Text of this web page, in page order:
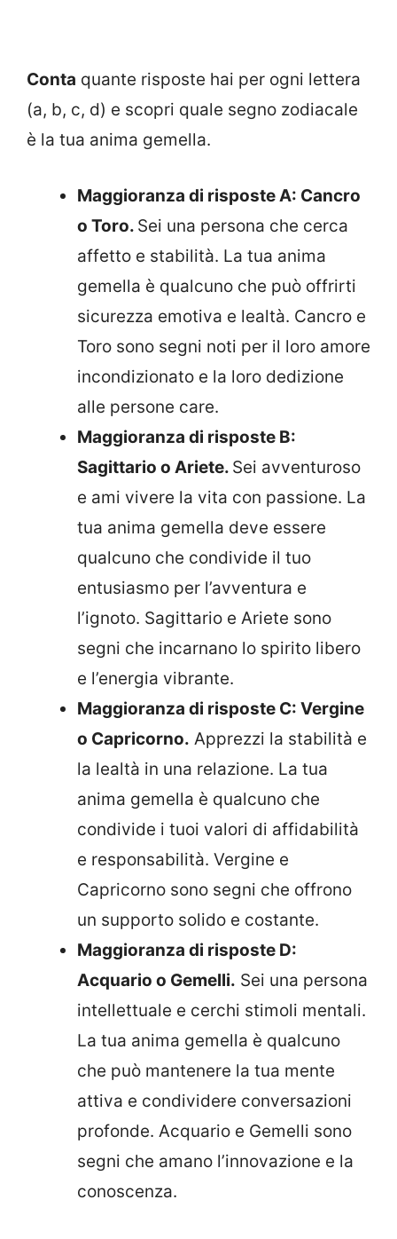
Conta quante risposte hai per ogni lettera
(a, b, c, d) e scopri quale segno zodiacale
è la tua anima gemella.
Maggioranza di risposte A: Cancro
o Toro. Sei una persona che cerca
affetto e stabilità. La tua anima
gemella è qualcuno che può offrirti
sicurezza emotiva e lealtà. Cancro e
Toro sono segni noti per il loro amore
incondizionato e la loro dedizione
alle persone care.
Maggioranza di risposte B:
Sagittario o Ariete. Sei avventuroso
e ami vivere la vita con passione. La
tua anima gemella deve essere
qualcuno che condivide il tuo
entusiasmo per l’avventura e
l’ignoto. Sagittario e Ariete sono
segni che incarnano lo spirito libero
e l’energia vibrante.
Maggioranza di risposte C: Vergine
o Capricorno. Apprezzi la stabilità e
la lealtà in una relazione. La tua
anima gemella è qualcuno che
condivide i tuoi valori di affidabilità
e responsabilità. Vergine e
Capricorno sono segni che offrono
un supporto solido e costante.
Maggioranza di risposte D:
Acquario o Gemelli. Sei una persona
intellettuale e cerchi stimoli mentali.
La tua anima gemella è qualcuno
che può mantenere la tua mente
attiva e condividere conversazioni
profonde. Acquario e Gemelli sono
segni che amano l’innovazione e la
conoscenza.